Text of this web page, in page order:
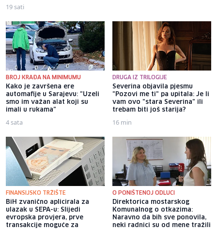
19 sati
BROJ KRAĐA NA MINIMUMU
Kako je završena ere
automafije u Sarajevu: "Uzeli
smo im važan alat koji su
imali u rukama"
4 sata
DRUGA IZ TRILOGIJE
Severina objavila pjesmu
"Pozovi me ti" pa upitala: Je li
vam ovo "stara Severina" ili
trebam biti još starija?
16 min
FINANSIJSKO TRŽIŠTE
BiH zvanično aplicirala za
ulazak u SEPA-u: Slijedi
evropska provjera, prve
transakcije moguće za
O PONIŠTENOJ ODLUCI
Direktorica mostarskog
Komunalnog o otkazima:
Naravno da bih sve ponovila,
neki radnici su od mene tražili